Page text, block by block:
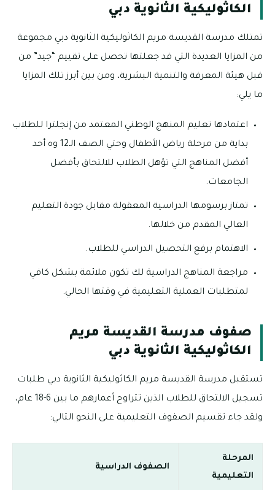
الكاثوليكية الثانوية دبي
تمتلك مدرسة القديسة مريم الكاثوليكية الثانوية دبي مجموعة
من المزايا العديدة التي قد جعلتها تحصل على تقييم “جيد” من
قبل هيئة المعرفة والتنمية البشرية، ومن بين أبرز تلك المزايا
ما يلي:
اعتمادها تعليم المنهج الوطني المعتمد من إنجلترا للطلاب
بداية من مرحلة رياض الأطفال وحتي الصف الـ12 وه أحد
أفضل المناهج التي تؤهل الطلاب للالتحاق بأفضل
الجامعات.
تمتاز برسومها الدراسية المعقولة مقابل جودة التعليم
العالي المقدم من خلالها.
الاهتمام برفع التحصيل الدراسي للطلاب.
مراجعة المناهج الدراسية لك تكون ملائمة بشكل كافي
لمتطلبات العملية التعليمية في وقتها الحالي.
صفوف مدرسة القديسة مريم
الكاثوليكية الثانوية دبي
تستقبل مدرسة القديسة مريم الكاثوليكية الثانوية دبي طلبات
تسجيل الالتحاق للطلاب الذين تتراوح أعمارهم ما بين 6-18 عام،
ولقد جاء تقسيم الصفوف التعليمية على النحو التالي:
المرحلة
التعليمية
الصفوف الدراسية